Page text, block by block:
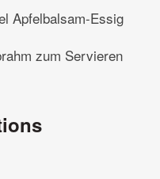
Apfelbalsam-Essig
zum Servieren